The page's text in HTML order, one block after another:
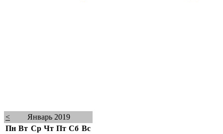
<
Январь 2019
Пн Вт Ср Чт Пт Сб Вс